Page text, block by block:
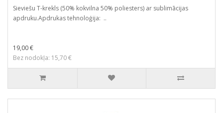
Sieviešu T-krekls (50% kokvilna 50% poliesters) ar sublimācijas
apdruku.Apdrukas tehnoloģija: ..
19,00 €
Bez nodokļa: 15,70 €